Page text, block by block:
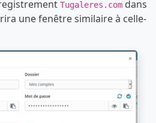
Tugaleres.com dans
une fenêtre similaire à celle-